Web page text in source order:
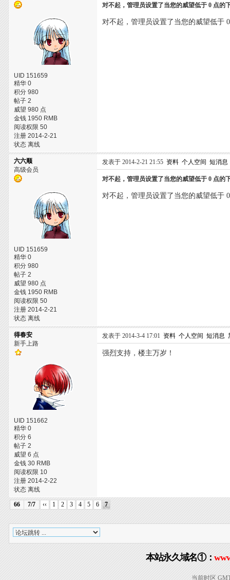
UID 151659
精华 0
积分 980
帖子 2
威望 980 点
金钱 1950 RMB
阅读权限 50
注册 2014-2-21
状态 离线
对不起，管理员设置了当您的威望低于 0 点的
对不起，管理员设置了当您的威望低于
六六顺
高级会员
UID 151659
精华 0
积分 980
帖子 2
威望 980 点
金钱 1950 RMB
阅读权限 50
注册 2014-2-21
状态 离线
发表于 2014-2-21 21:55 资料 个人空间 短消息
对不起，管理员设置了当您的威望低于 0 点的
对不起，管理员设置了当您的威望低于
得春安
新手上路
UID 151662
精华 0
积分 6
帖子 2
威望 6 点
金钱 30 RMB
阅读权限 10
注册 2014-2-22
状态 离线
发表于 2014-3-4 17:01 资料 个人空间 短消息
强烈支持，楼主万岁！
66 7/7 ‹‹ 1 2 3 4 5 6 7
本站永久域名①：
当前时区